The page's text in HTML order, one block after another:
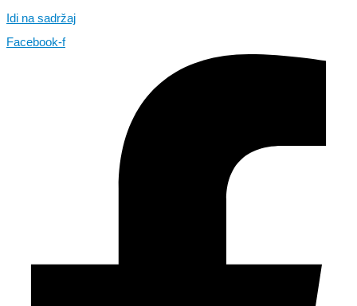
Idi na sadržaj
Facebook-f